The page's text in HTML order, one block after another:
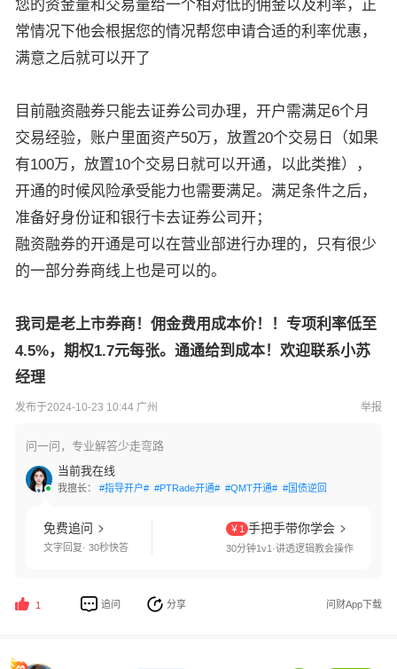
您的资金量和交易量给一个相对低的佣金以及利率，正
常情况下他会根据您的情况帮您申请合适的利率优惠，
满意之后就可以开了
目前融资融券只能去证券公司办理，开户需满足6个月
交易经验，账户里面资产50万，放置20个交易日（如果
有100万，放置10个交易日就可以开通，以此类推），
开通的时候风险承受能力也需要满足。满足条件之后，
准备好身份证和银行卡去证券公司开；
融资融券的开通是可以在营业部进行办理的，只有很少
的一部分券商线上也是可以的。
我司是老上市券商！佣金费用成本价！！专项利率低至
4.5%，期权1.7元每张。通通给到成本！欢迎联系小苏
经理
发布于2024-10-23 10:44 广州 举报
问一问，专业解答少走弯路
当前我在线
我擅长： #指导开户# #PTRade开通# #QMT开通# #国债逆回购#
免费追问
文字回复· 30秒快答
￥1 手把手带你学会
30分钟1v1·讲透逻辑教会操作
1 追问 分享 问财App下载